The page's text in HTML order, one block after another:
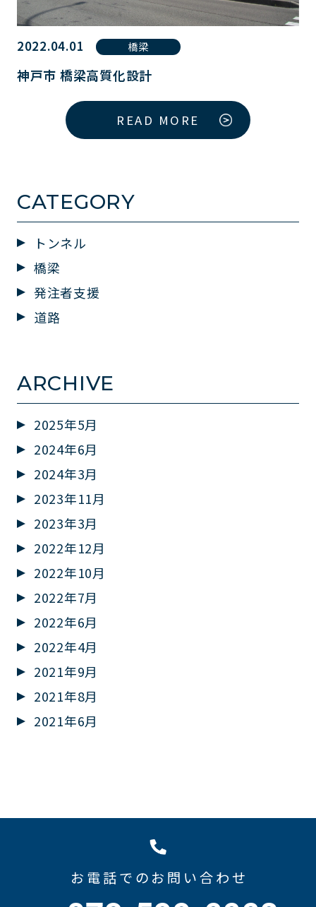
2022.04.01 橋梁
神戸市 橋梁高質化設計
READ MORE
CATEGORY
トンネル
橋梁
発注者支援
道路
ARCHIVE
2025年5月
2024年6月
2024年3月
2023年11月
2023年3月
2022年12月
2022年10月
2022年7月
2022年6月
2022年4月
2021年9月
2021年8月
2021年6月
お電話でのお問い合わせ